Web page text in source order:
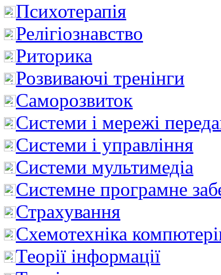
Психотерапія
Релігіознавство
Риторика
Розвиваючі тренінги
Саморозвиток
Системи і мережі
Системи і управління
Системи мультимедіа
Системне програмне
Страхування
Схемотехніка
Теорії інформації